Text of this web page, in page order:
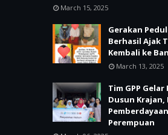
March 15, 2025
Gerakan
Berhasil Ajak
Kembali ke
March 13, 2025
Tim GPP
Dusun Krajan,
Perempuan